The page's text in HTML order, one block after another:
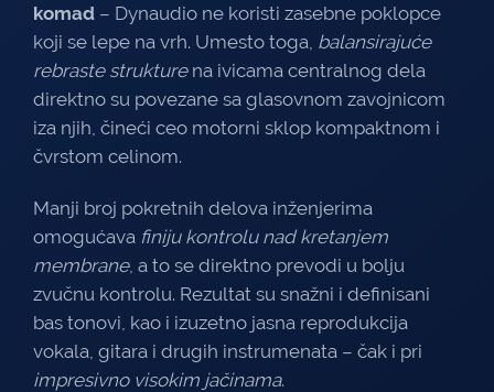
komad – Dynaudio ne koristi zasebne poklopce
koji se lepe na vrh. Umesto toga, balansirajuće
rebraste strukturena ivicama centralnog dela
direktno su povezane sa glasovnom zavojnicom
iza njih, čineći ceo motorni sklop kompaktnom i
čvrstom celinom.
Manji broj pokretnih delova inženjerima
omogućava finiju kontrolu nad kretanjem
membrane, a to se direktno prevodi u bolju
zvučnu kontrolu. Rezultat su snažni i definisani
bas tonovi, kao i izuzetno jasna reprodukcija
vokala, gitara i drugih instrumenata – čak i pri
impresivno visokim jačinama.